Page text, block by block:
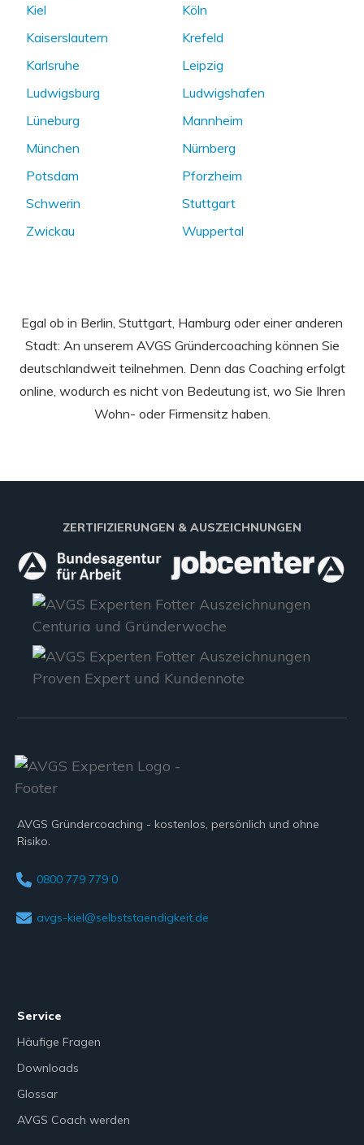
Kiel
Köln
Kaiserslautern
Krefeld
Karlsruhe
Leipzig
Ludwigsburg
Ludwigshafen
Lüneburg
Mannheim
München
Nürnberg
Potsdam
Pforzheim
Schwerin
Stuttgart
Zwickau
Wuppertal
Egal ob in Berlin, Stuttgart, Hamburg oder einer anderen
Stadt: An unserem AVGS Gründercoaching können Sie
deutschlandweit teilnehmen. Denn das Coaching erfolgt
online, wodurch es nicht von Bedeutung ist, wo Sie Ihren
Wohn- oder Firmensitz haben.
ZERTIFIZIERUNGEN & AUSZEICHNUNGEN
AVGS Gründercoaching - kostenlos, persönlich und ohne
Risiko.
0800 779 779 0
avgs-kiel@selbststaendigkeit.de
Service
Häufige Fragen
Downloads
Glossar
AVGS Coach werden